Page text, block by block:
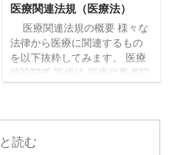
リットもあるのだろうな感じ
すし、人によってメリット・
デメリットに感じることも違
うと思いますので、あくまで
自分にとってという前提です
医療関連法規（医療法）
医療関連法規の概要 様々な
法律から医療に関連するもの
を以下抜粋してみます。 医療
施設関係 医療法 医療従事者関
（旧薬事法） その他の関係法
養担当規則 すべて重要ではあ
読む